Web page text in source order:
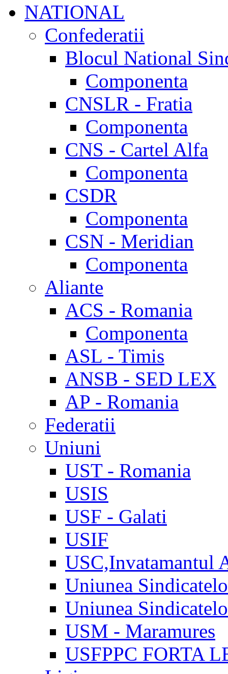
NATIONAL
Confederatii
Blocul National
Componenta
CNSLR - Fratia
Componenta
CNS - Cartel Alfa
Componenta
CSDR
Componenta
CSN - Meridian
Componenta
Aliante
ACS - Romania
Componenta
ASL - Timis
ANSB - SED LEX
AP - Romania
Federatii
Uniuni
UST - Romania
USIS
USF - Galati
USIF
USC,Invatamantul
Uniunea
Uniunea
USM - Maramures
USFPPC FORTA